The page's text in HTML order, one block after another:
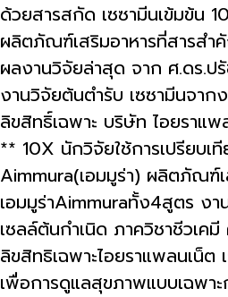
ด้วยสารสกัด เซซามีนเข้มข้น
ผลิตภัณฑ์เสริมอาหารที่สารสำ
ผลงานวิจัยล่าสุด จาก ศ.ดร.
งานวิจัยต้นตำรับ เซซามีนจาก
ลิขสิทธิ์เฉพาะ บริษัท ไอยราแ
** 10X นักวิจัยใช้การเปรียบ
Aimmura(เอมมูร่า) ผลิตภัณฑ์
เอมมูร่าAimmuraทั้ง4สูตร ง
เซลล์ต้นกำเนิด ภาควิชาชีวเค
ลิขสิทธิเฉพาะไอยราแพลนเน็ต
เพื่อการดูแลสุขภาพแบบเฉพา